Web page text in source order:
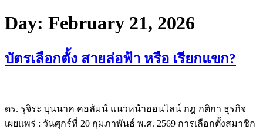
Day: February 21, 2026
บัตรเลือกตั้ง สายล่อฟ้า หรือ เรียกแขก?
ดร. รุจิระ บุนนาค คอลัมน์ แนวหน้าออนไลน์ กฎ กติกา ธุรกิจ
เผยแพร่ : วันศุกร์ที่ 20 กุมภาพันธ์ พ.ศ. 2569 การเลือกตั้งสมาชิก